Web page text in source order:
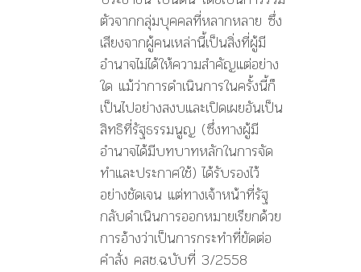
ตัวจากกลุ่มบุคคลที่หลากหลาย ซึ่ง
เสียงจากผู้คนเหล่านี้เป็นสิ่งที่ผู้มี
อำนาจไม่ได้ให้ความสำคัญแต่อย่าง
ใด แม้ว่าการดำเนินการในครั้งนี้ก็
เป็นไปอย่างสงบและเปิดเผยอันเป็น
สิทธิที่รัฐธรรมนูญ (ซึ่งทางผู้มี
อำนาจได้มีบทบาทหลักในการจัด
ทำและประกาศใช้) ได้รับรองไว้
อย่างชัดเจน แต่ทางเจ้าหน้าที่รัฐ
กลับดำเนินการออกหมายเรียกด้วย
การอ้างว่าเป็นการกระทำที่ขัดต่อ
คำสั่ง คสช.ฉบับที่ 3/2558